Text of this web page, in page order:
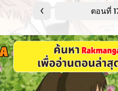
ตอนที่